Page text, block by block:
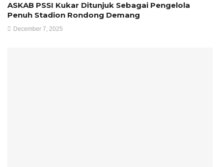
ASKAB PSSI Kukar Ditunjuk Sebagai Pengelola
Penuh Stadion Rondong Demang
December 7, 2025